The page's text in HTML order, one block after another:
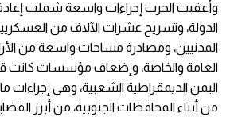
وأعقبت الحرب إجراءات واسعة شملت
الدولة، وتسريح عشرات الآلاف من
المدنيين، ومصادرة مساحات واسعة من
العامة والخاصة، وإضعاف مؤسسات كانت
اليمن الديمقراطية الشعبية، وهي إجراءات ما
من أبناء المحافظات الجنوبية، من أبرز